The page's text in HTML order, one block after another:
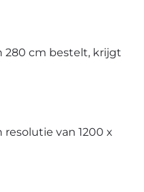
280 cm bestelt, krijgt
van 1200 x